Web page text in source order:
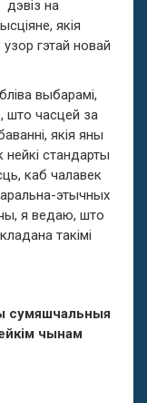
дэвіз на
якія
гэтай новай
выбарамі,
што часцей за
якія яны
стандарты
каб чалавек
этычных
я ведаю, што
такімі
сумяшчальныя
чынам